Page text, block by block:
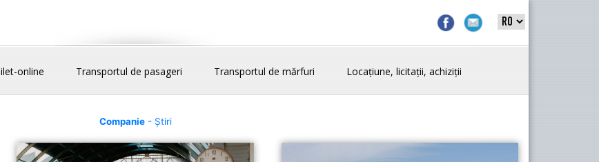
online Transportul de pasageri Transportul de mărfuri Locațiune, licitații, achiziții
Companie- Știri